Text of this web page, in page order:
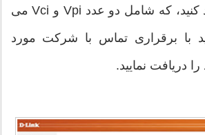
اینترنت تان را وارد کنید، که شامل دو عدد Vpi و Vci می
با برقراری تماس با شرکت مورد
دریافت نمایید.